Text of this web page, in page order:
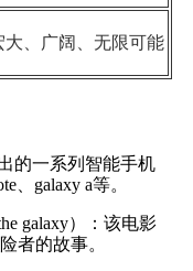
、广阔、无限可能
的一系列智能手机
、galaxy a等。
galaxy）：该电影
者的故事。